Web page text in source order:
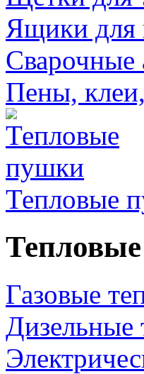
Ящики для
Сварочные
Пены,
Тепловые
Газовые
Дизельные